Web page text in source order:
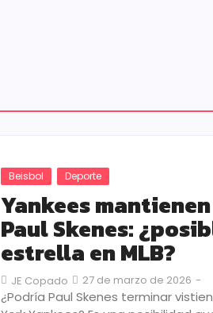
Beisbol Deporte
Yankees
Paul Skenes:
estrella en MLB?
JE Copado 27 de marzo de 2026 -
¿Podría Paul Skenes terminar